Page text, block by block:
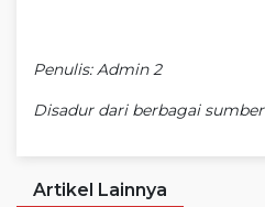
Penulis: Admin 2
Disadur dari berbagai sumber
Artikel Lainnya